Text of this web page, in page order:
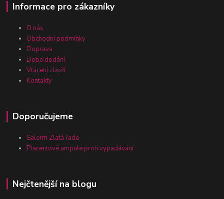
Informace pro zákazníky
O nás
Obchodní podmínky
Doprava
Doba dodání
Vrácení zboží
Kontakty
Doporučujeme
Salerm Zlatá řada
Placentové ampule proti vypadávání
Nejčtenější na blogu